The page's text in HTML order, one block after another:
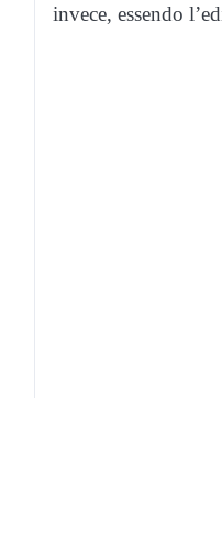
invece, essendo